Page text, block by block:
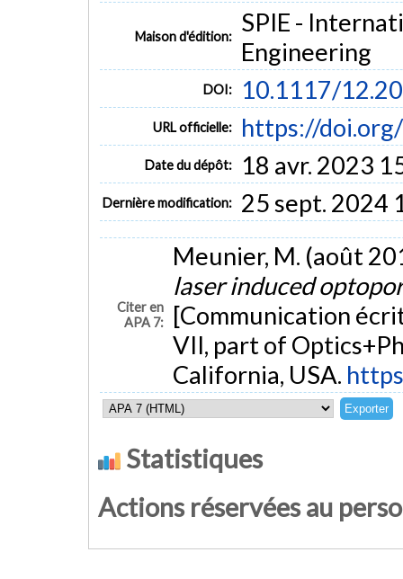
Maison d'édition:
SPIE -
Engineering
DOI: 10.1117/
URL officielle: https://
Date du dépôt: 18 avr. 2023
Dernière modification: 25 sept. 2024
Citer en
APA 7:
Meunier, M. (août
laser induced
[Communication
VII, part of
California, USA.
Statistiques
Actions réservées au